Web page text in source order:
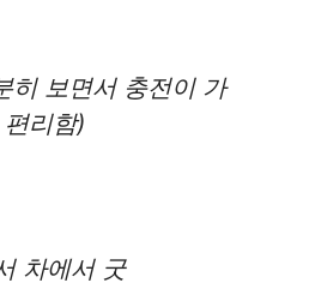
히 보면서 충전이 가
리함)
차에서 굿